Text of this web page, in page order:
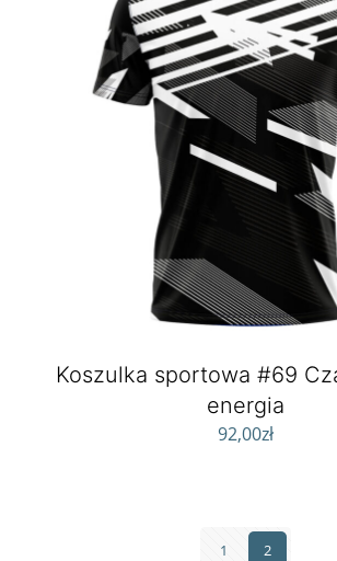
Koszulka sportowa #69
energia
92,00zł
1 2